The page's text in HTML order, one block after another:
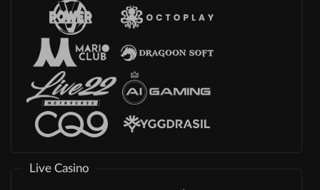
Live Casino